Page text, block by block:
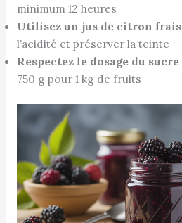
minimum 12 heures
Utilisez un jus de citron frais
l’acidité et préserver la teinte
Respectez le dosage du sucre
750 g pour 1 kg de fruits